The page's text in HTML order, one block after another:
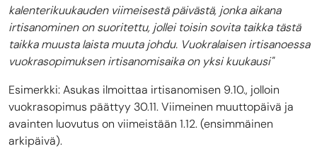
kalenterikuukauden viimeisestä päivästä, jonka aikana
irtisanominen on suoritettu, jollei toisin sovita taikka tästä
taikka muusta laista muuta johdu. Vuokralaisen irtisanoessa
vuokrasopimuksen irtisanomisaika on yksi kuukausi"
Esimerkki: Asukas ilmoittaa irtisanomisen 9.10., jolloin
vuokrasopimus päättyy 30.11. Viimeinen muuttopäivä ja
avainten luovutus on viimeistään 1.12. (ensimmäinen
arkipäivä).